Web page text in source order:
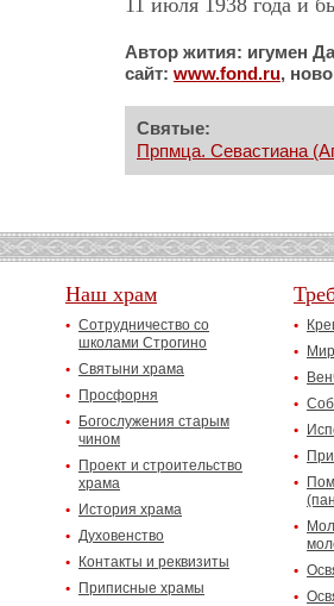
11 июля 1938 года и
Автор жития: игумен
сайт: www.fond .ru,
Святые:
Прпмца. Севастиана
Наш храм
Сотрудничество со
школами Строгино
Святыни храма
Просфорня
Богослужения старым
чином
Проект и строительство
храма
История храма
Духовенство
Контакты и реквизиты
Приписные храмы